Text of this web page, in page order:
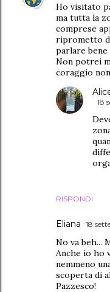
Ho visitato
ma tutta la
comprese
riprometto
parlare
Non potrei
coraggio
RISPONDI
18
Eliana 18
No va beh...
Anche io ho
nemmeno
scoperta di
Pazzesco!